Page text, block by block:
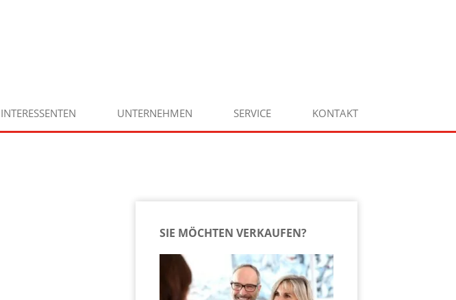
INTERESSENTEN UNTERNEHMEN SERVICE KONTAKT
SIE MÖCHTEN VERKAUFEN?